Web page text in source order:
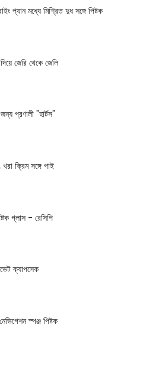
প্যান মধ্যে মিশ্রিত দুধ সঙ্গে পিষ্টক
জেরি থেকে জেলি
প্রণালী "হার্টস"
খরা ক্রিম সঙ্গে পাই
গ্লাস - রেসিপি
ক্যাপসেক
স্পঞ্জ পিষ্টক